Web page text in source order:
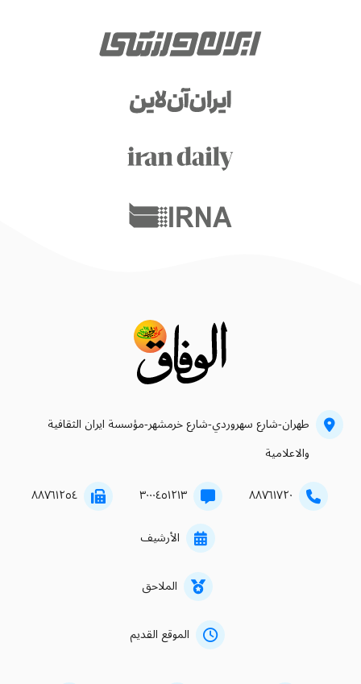
طهران-شارع سهروردي-شارع خرمشهر-مؤسسة ايران الثقافية
والاعلامية
۸۸۷٦۱۷۲۰ ۳۰۰۰٤٥۱۲۱۳ ۸۸۷٦۱۲٥٤
الأرشيف
الملاحق
الموقع القديم